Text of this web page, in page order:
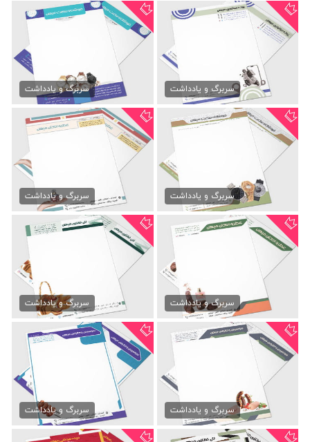
سربرگ پیک موتوری
39,000 تومانسربرگ و یادداشت
سربرگ ساعت فروشی
79,000 تومانسربرگ و یادداشت
سربرگ لاکچری فروشگاه ساعت
79,000 تومانسربرگ و یادداشت
79,000 تومانسربرگ و یادداشت
سربرگ عطر و ادکلن
79,000 تومانسربرگ و یادداشت
سربرگ رنگی نان فانتزی
79,000 تومانسربرگ و یادداشت
سربرگ سوسیس و کالباس
79,000 تومانسربرگ و یادداشت
سربرگ لایه باز سوسیس و...
79,000 تومانسربرگ و یادداشت